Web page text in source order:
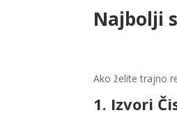
Najbolji
Ako želite trajno
1. Izvori